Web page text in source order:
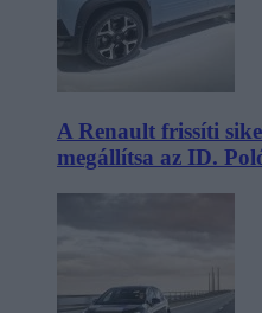
A Renault frissíti
megállítsa az ID.